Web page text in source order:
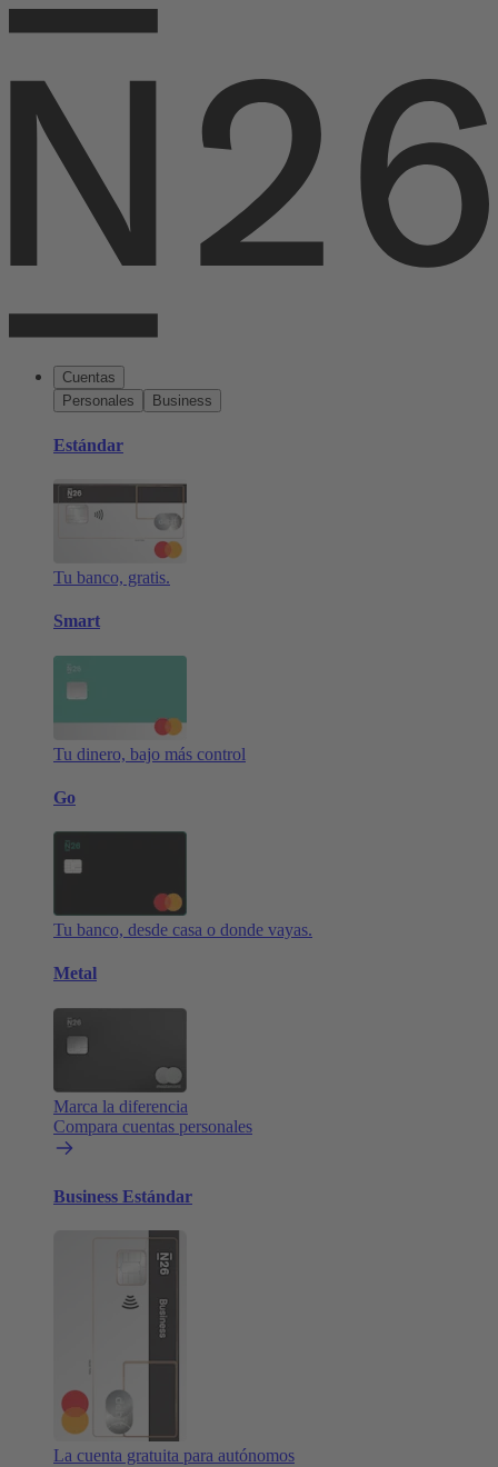
Cuentas
Personales
Business
Estándar
Tu banco, gratis.
Smart
Tu dinero, bajo más control
Go
Tu banco, desde casa o donde vayas.
Metal
Marca la diferencia
Compara cuentas personales
Business Estándar
La cuenta gratuita para autónomos